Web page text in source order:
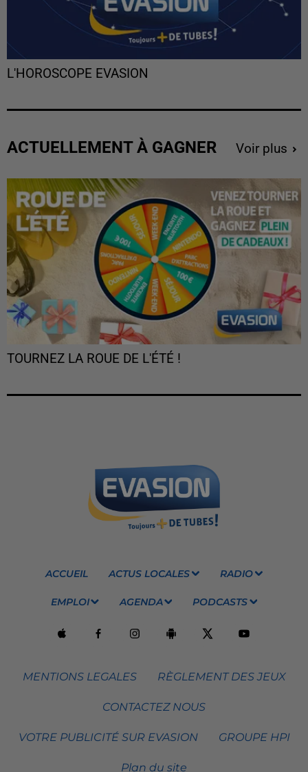
L'HOROSCOPE EVASION
ACTUELLEMENT À GAGNER Voir plus
TOURNEZ LA ROUE DE L'ÉTÉ !
ACCUEIL ACTUS LOCALES RADIO
EMPLOI AGENDA PODCASTS
MENTIONS LEGALES RÈGLEMENT DES JEUX
CONTACTEZ NOUS
VOTRE PUBLICITÉ SUR EVASION GROUPE HPI
Plan du site